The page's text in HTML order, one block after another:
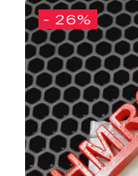
- 26%